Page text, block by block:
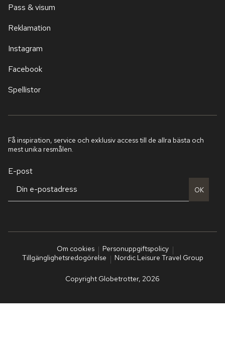
Pass & visum
Reklamation
Instagram
Facebook
Spellistor
Få inspiration, service och exklusiv access till de allra bästa och
mest unika resmålen.
E-post
OK
Om cookies
Personuppgiftspolicy
Tillgänglighetsredogörelse
Nordic Leisure Travel Group
Copyright Globetrotter, 2026